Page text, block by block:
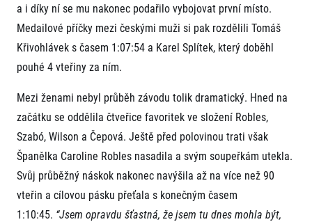
Informace o webu
Všeobecné smluvní podmínky
Informace o cookies
Podmínky GDPR
© 2026 RunCzech s.r.o.
a i díky ní se mu nakonec podařilo vybojovat první místo.
Medailové příčky mezi českými muži si pak rozdělili Tomáš
Křivohlávek s časem 1:07:54 a Karel Splítek, který doběhl
pouhé 4 vteřiny za ním.
Mezi ženami nebyl průběh závodu tolik dramatický. Hned na
začátku se oddělila čtveřice favoritek ve složení Robles,
Szabó, Wilson a Čepová. Ještě před polovinou trati však
Španělka Caroline Robles nasadila a svým soupeřkám utekla.
Svůj průběžný náskok nakonec navýšila až na více než 90
vteřin a cílovou pásku přeťala s konečným časem
1:10:45. “Jsem opravdu šťastná, že jsem tu dnes mohla být,